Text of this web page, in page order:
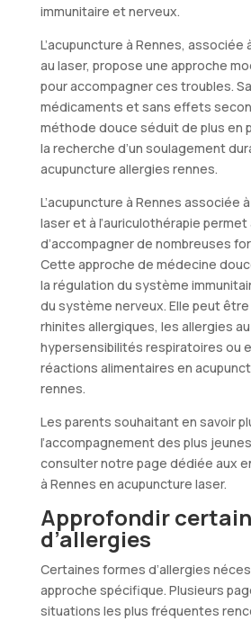
immunitaire et nerveux.
L’acupuncture à Rennes, associée
au laser, propose une approche
pour accompagner ces troubles.
médicaments et sans effets
méthode douce séduit de plus en
la recherche d’un soulagement
acupuncture allergies rennes.
L’acupuncture à Rennes associée
laser et à l’auriculothérapie permet
d’accompagner de nombreuses
Cette approche de médecine
la régulation du système
du système nerveux. Elle peut
rhinites allergiques, les allergies
hypersensibilités respiratoires ou
réactions alimentaires en
rennes.
Les parents souhaitant en savoir
l’accompagnement des plus
consulter notre page dédiée aux
à Rennes en acupuncture laser.
Approfondir
d’allergies
Certaines formes d’allergies
approche spécifique. Plusieurs
situations les plus fréquentes